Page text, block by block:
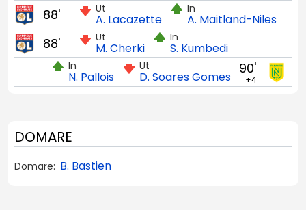
Ut
A. Lacazette
In
A. Maitland-Niles
88'
Ut
M. Cherki
In
S. Kumbedi
88'
90'
+4
Ut
D. Soares Gomes
In
N. Pallois
DOMARE
Domare: B. Bastien